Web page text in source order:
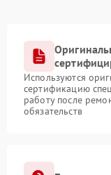
Используются
сертификацию
работу после
обязательств